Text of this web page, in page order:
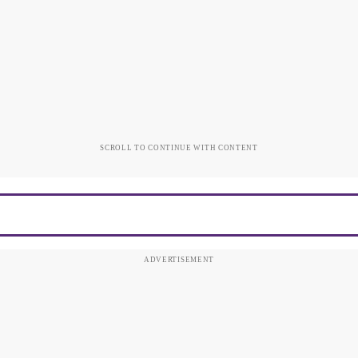
SCROLL TO CONTINUE WITH CONTENT
ADVERTISEMENT